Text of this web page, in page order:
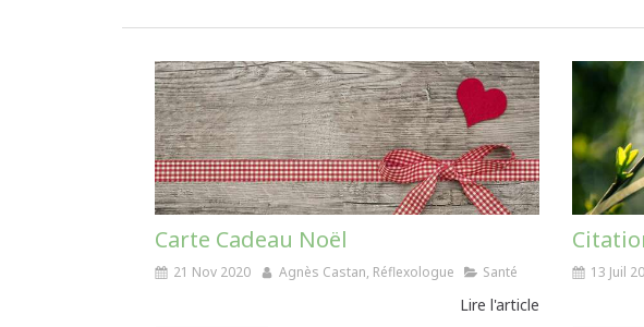
Carte Cadeau Noël
21 Nov 2020 Agnès Castan, Réflexologue Santé
Lire l'article
13 Juil